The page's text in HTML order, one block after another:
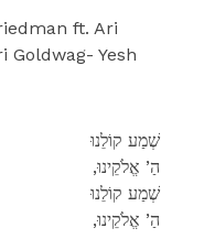
ft. Ari
Goldwag- Yesh
שְׁמַע קוֹלֵנוּ
,הַ’ אֱלֹקֵינוּ
שְׁמַע קוֹלֵנוּ
,הַ’ אֱלֹקֵינוּ